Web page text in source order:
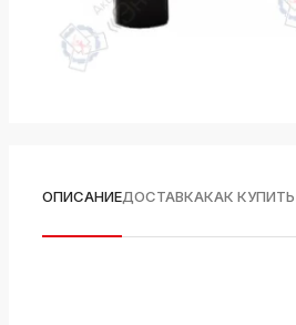
ОПИСАНИЕДОСТАВКАКАК КУПИТЬ